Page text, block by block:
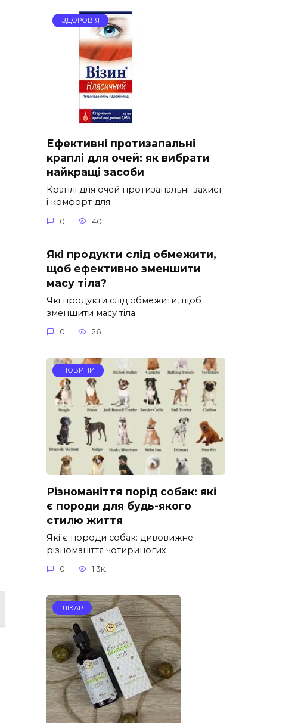
ЗДОРОВ'Я
Ефективні протизапальні
краплі для очей: як вибрати
найкращі засоби
Краплі для очей протизапальні: захист
і комфорт для
0 40
Які продукти слід обмежити,
щоб ефективно зменшити
масу тіла?
Які продукти слід обмежити, щоб
зменшити масу тіла
0 26
НОВИНИ
Різноманіття порід собак: які
є породи для будь-якого
стилю життя
Які є породи собак: дивовижне
різноманіття чотириногих
0 1.3к.
ЛІКАР